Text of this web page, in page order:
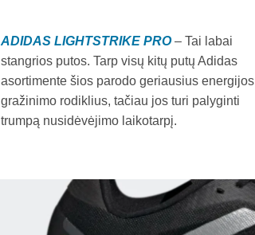
ADIDAS LIGHTSTRIKE PRO– Tai labai
stangrios putos. Tarp visų kitų putų Adidas
asortimente šios parodo geriausius energijos
gražinimo rodiklius, tačiau jos turi palyginti
trumpą nusidėvėjimo laikotarpį.